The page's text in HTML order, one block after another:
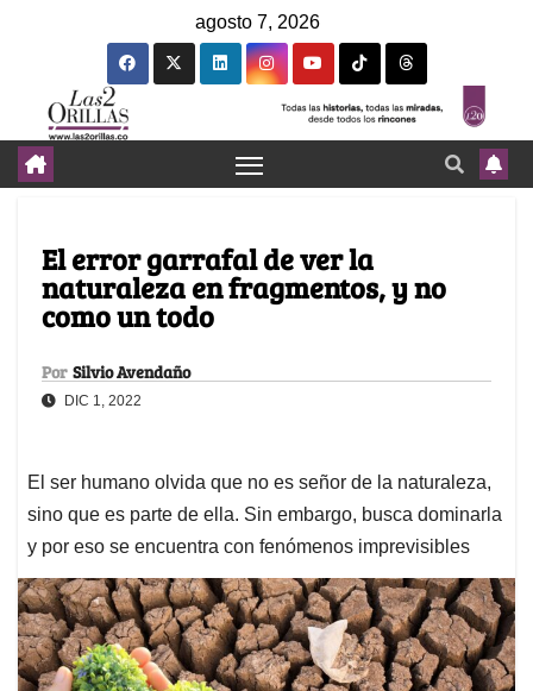
agosto 7, 2026
El error garrafal de ver la
naturaleza en fragmentos, y no
como un todo
Por Silvio Avendaño
DIC 1, 2022
El ser humano olvida que no es señor de la naturaleza,
sino que es parte de ella. Sin embargo, busca dominarla
y por eso se encuentra con fenómenos imprevisibles